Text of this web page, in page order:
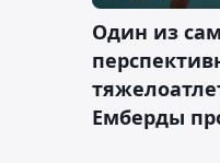
Один из
Емберды